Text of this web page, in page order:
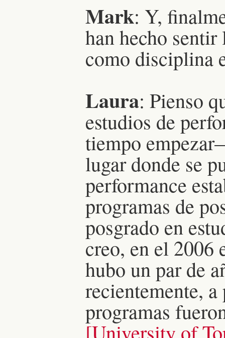
Mark: Y,
han hecho
como disciplina
Laura: Pienso
estudios de
tiempo
lugar donde se
performance
programas de
posgrado en
creo, en el 2006
hubo un par de
recientemente,
programas
[University of